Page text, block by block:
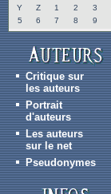
Y
Z 1 2 3
5
6 7 8 9
Critique sur
les auteurs
Portrait
d'auteurs
Les auteurs
sur le net
Pseudonymes